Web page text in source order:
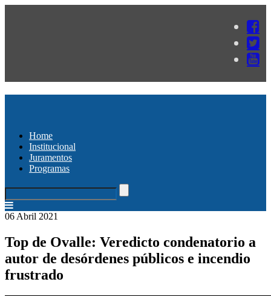
Home
Institucional
Juramentos
Programas
06 Abril 2021
Top de Ovalle: Veredicto condenatorio a
autor de desórdenes públicos e incendio
frustrado